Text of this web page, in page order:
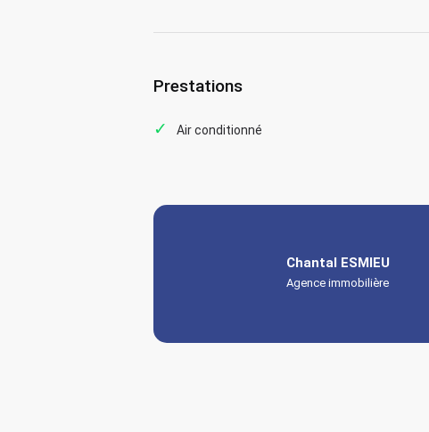
Prestations
Air conditionné
Chantal ESMIEU
Agence immobilière